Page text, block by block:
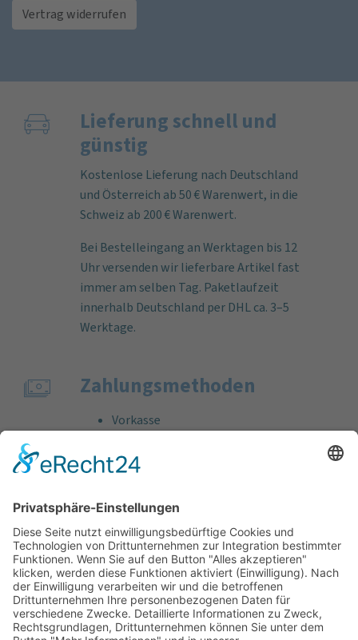
Vertrag widerrufen
Lieferung schnell und
günstig
Kostenlose Lieferung nach Deutschland
und Österreich ab 50 € Warenwert, in die
Schweiz ab 200 € Warenwert.
Bei Bestelleingang an Werktagen bis 12
Uhr versenden wir lieferbare Artikel fast
immer am selben Tag. Paketlaufzeit
innerhalb Deutschland per DHL ca. 3–5
Werktage.
Zahlungs­methoden
Vorkasse
Bankeinzug
Kreditkarte (VISA & MasterCard)
Support
Kostenlose Beratung vor und nach dem
Kauf!